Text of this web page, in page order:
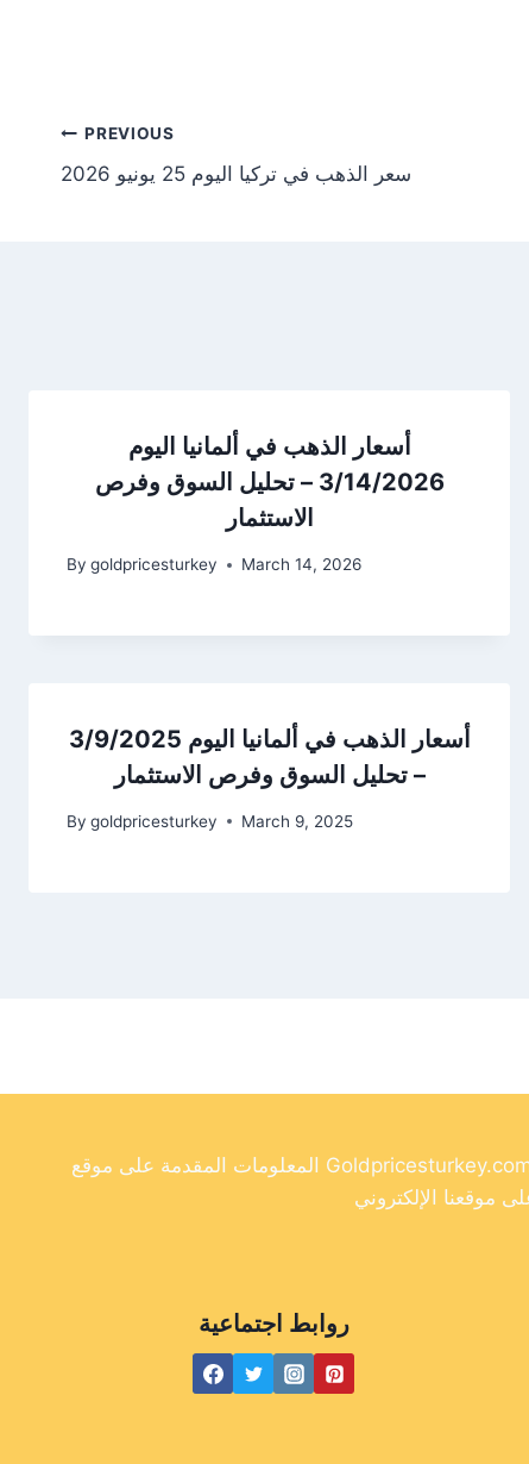
PREVIOUS
سعر الذهب في تركيا اليوم 25 يونيو 2026
أسعار الذهب في ألمانيا اليوم
3/14/2026 – تحليل السوق وفرص
الاستثمار
By goldpricesturkey March 14, 2026
أسعار الذهب في ألمانيا اليوم 3/9/2025
– تحليل السوق وفرص الاستثمار
By goldpricesturkey March 9, 2025
المعلومات المقدمة على موقع Goldpricesturkey.com مخصصة لأغراض إعلامية فقط ولا ينبغي اعتبارها نصيحة مالية. وفي حين أننا نسعى جاهدين لتوفير معلومات دقيقة وحديثة
روابط اجتماعية